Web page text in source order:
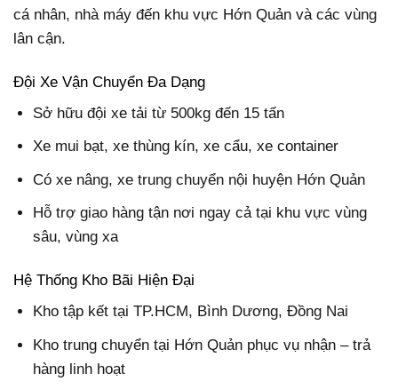
cá nhân, nhà máy đến khu vực Hớn Quản và các vùng
lân cận.
Đội Xe Vận Chuyển Đa Dạng
Sở hữu đội xe tải từ 500kg đến 15 tấn
Xe mui bạt, xe thùng kín, xe cẩu, xe container
Có xe nâng, xe trung chuyển nội huyện Hớn Quản
Hỗ trợ giao hàng tận nơi ngay cả tại khu vực vùng
sâu, vùng xa
Hệ Thống Kho Bãi Hiện Đại
Kho tập kết tại TP.HCM, Bình Dương, Đồng Nai
Kho trung chuyển tại Hớn Quản phục vụ nhận – trả
hàng linh hoạt